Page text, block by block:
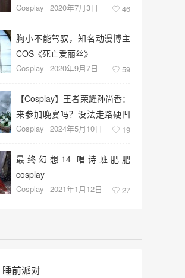
Cosplay 2020年7月3日 46
胸小不能驾驭，知名动漫博主
COS《死亡爱丽丝》
Cosplay 2020年9月7日 59
【Cosplay】王者荣耀孙尚香：
来参加晚宴吗？没法走路硬凹
造型的那种
Cosplay 2024年5月10日 19
最终幻想14 唱诗班肥肥
cosplay
Cosplay 2021年1月12日 27
睡前派对